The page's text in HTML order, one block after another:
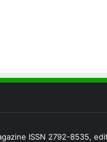
ISSN 2792-8535,